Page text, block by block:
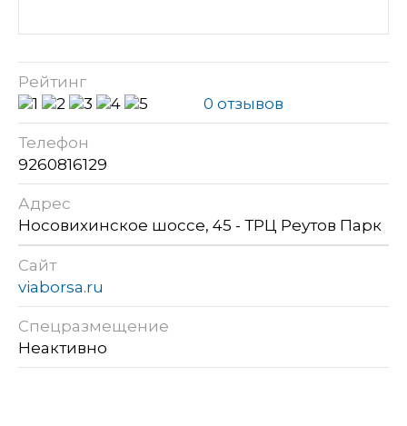
Рейтинг
0 отзывов
Телефон
9260816129
Адрес
Носовихинское шоссе, 45 - ТРЦ Реутов Парк
Сайт
viaborsa.ru
Спецразмещение
Неактивно